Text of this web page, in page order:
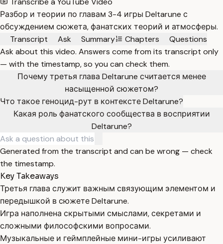
Разбор и теории по главам 3-4 игры Deltarune с
обсуждением сюжета, фанатских теорий и атмосферы.
Transcript
Ask Summary Chapters
Questions
Ask about this video. Answers come from its transcript only
— with the timestamp, so you can check them.
Почему третья глава Deltarune считается менее
насыщенной сюжетом?
Что такое геноцид-рут в контексте Deltarune?
Какая роль фанатского сообщества в восприятии
Deltarune?
Generated from the transcript and can be wrong — check
the timestamp.
Key Takeaways
Третья глава служит важным связующим элементом и
передышкой в сюжете Deltarune.
Игра наполнена скрытыми смыслами, секретами и
сложными философскими вопросами.
Музыкальные и геймплейные мини-игры усиливают